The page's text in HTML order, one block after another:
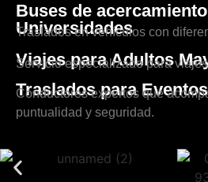
Buses de
Universidades
Traslados en vehículos con
Viajes para Adultos
Servicio especializado para
Traslados para
Conductores expertos que
puntualidad y seguridad.